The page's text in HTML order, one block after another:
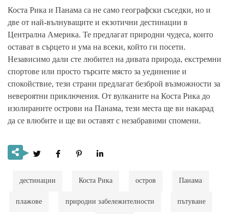
Коста Рика и Панама са не само географски съседки, но и
две от най-вълнуващите и екзотични дестинации в
Централна Америка. Те предлагат природни чудеса, които
остават в сърцето и ума на всеки, който ги посети.
Независимо дали сте любител на дивата природа, екстремни
спортове или просто търсите място за уединение и
спокойствие, тези страни предлагат безброй възможности за
невероятни приключения. От вулканите на Коста Рика до
изолираните острови на Панама, тези места ще ви накарад
да се влюбите и ще ви оставят с незабравими спомени.
дестинации Коста Рика остров Панама
плажове природни забележителности пътуване